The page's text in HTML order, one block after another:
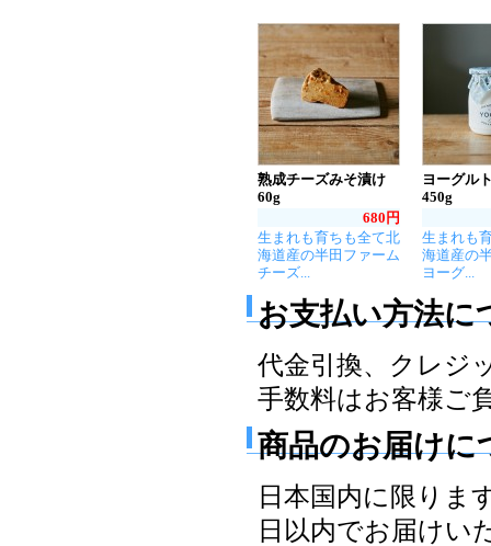
熟成チーズみそ漬け
60g
680円
生まれも育ちも全て北
海道産の半田ファーム
チーズ...
ヨーグル
450g
生まれも
海道産の
ヨーグ...
お支払い方法に
代金引換、クレジ
手数料はお客様ご
商品のお届けに
日本国内に限りま
日以内でお届けい